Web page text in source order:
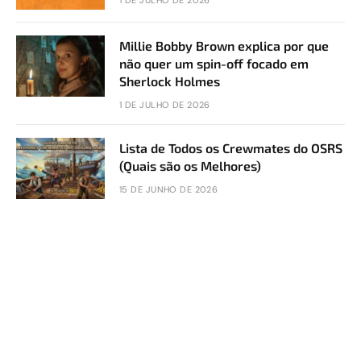
Millie Bobby Brown explica por que
não quer um spin-off focado em
Sherlock Holmes
1 DE JULHO DE 2026
Lista de Todos os Crewmates do OSRS
(Quais são os Melhores)
15 DE JUNHO DE 2026